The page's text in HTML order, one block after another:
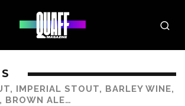
IMPERIAL STOUT, BARLEY WINE,
BROWN ALE…